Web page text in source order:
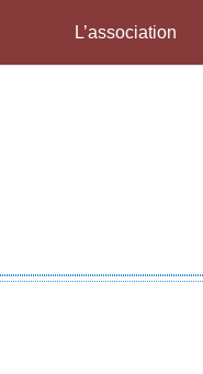
L’association